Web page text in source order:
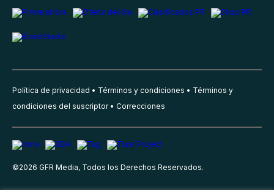
Política de privacidad Términos y condiciones
Términos y
condiciones del suscriptor
Correcciones
©2026 GFR Media, Todos los Derechos Reservados.